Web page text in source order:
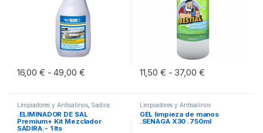
16,00 € - 49,00 €Rango de precios: desde 16,00 € hasta
11,50 € - 37,00 €Rango de
Limpiadores y Antisalinos, Sadira
Productos Técnicos
.ELIMINADOR DE SAL
Premium+ Kit Mezclador
SADIRA.- 1 lts
Limpiadores y Antisalinos
GEL limpieza de manos
.SENAGA X30 .750ml